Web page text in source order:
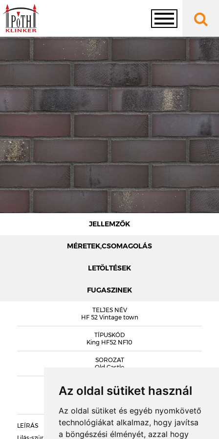
Az oldal sütiket használ
Az oldal sütiket és egyéb nyomkövető
technológiákat alkalmaz, hogy javítsa
a böngészési élményét, azzal hogy
Toggle
navigation
JELLEMZŐK
MÉRETEK,CSOMAGOLÁS
LETÖLTÉSEK
FUGASZINEK
TELJES NÉV
HF 52 Vintage town
TÍPUSKÓD
King HF52 NF10
SOROZAT
Old Castle
KIEGÉSZÍTŐK
LEÍRÁS
DOBOZOLÁS
TÖMEG
RAKLAPTÖMEG
DARABSÚLY
KING HOMLOKZATI LAP KATALÓGUS